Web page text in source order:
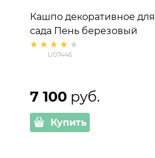
Кашпо декоративное для
сада Пень березовый
малый U07446
стеклопластик, ширина 65
U07446
7 100 руб.
Купить